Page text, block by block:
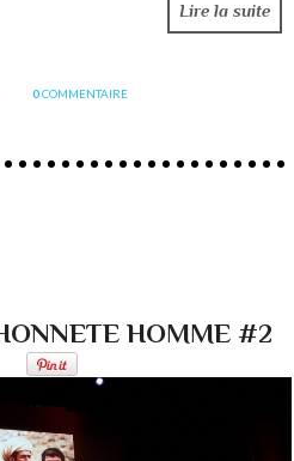
Lire la suite
0 COMMENTAIRE
HOMME #2